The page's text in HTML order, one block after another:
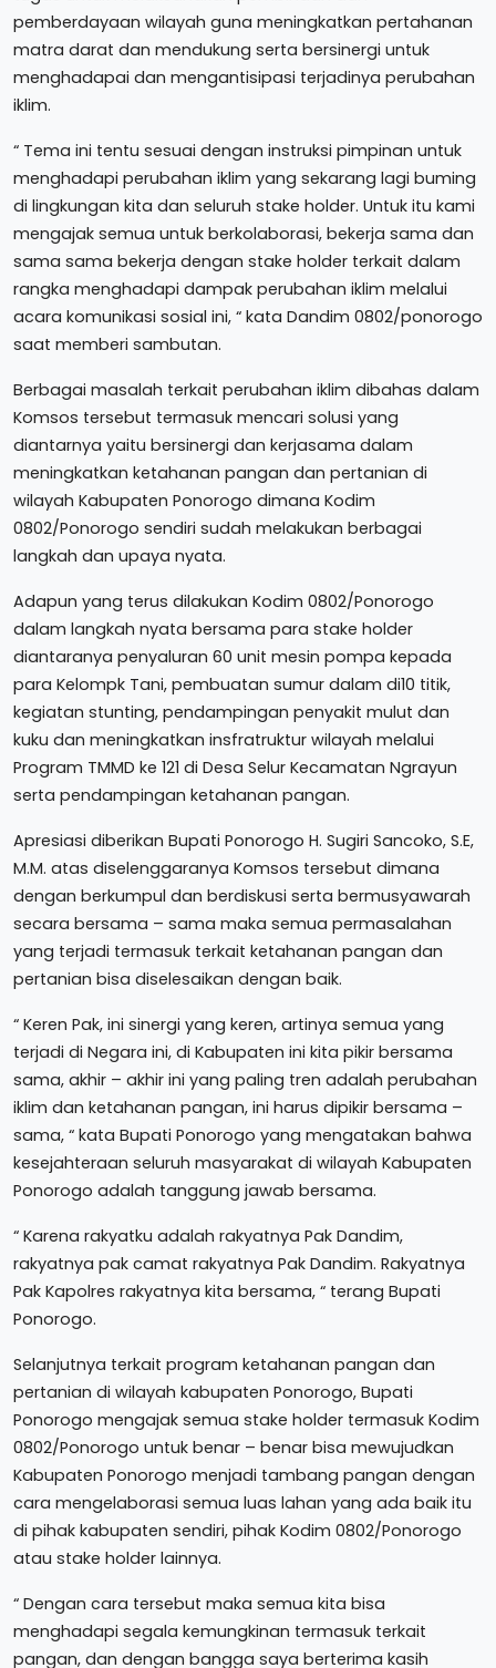
pemberdayaan wilayah guna meningkatkan pertahanan
matra darat dan mendukung serta bersinergi untuk
menghadapai dan mengantisipasi terjadinya perubahan
iklim.
“ Tema ini tentu sesuai dengan instruksi pimpinan untuk
menghadapi perubahan iklim yang sekarang lagi buming
di lingkungan kita dan seluruh stake holder. Untuk itu kami
mengajak semua untuk berkolaborasi, bekerja sama dan
sama sama bekerja dengan stake holder terkait dalam
rangka menghadapi dampak perubahan iklim melalui
acara komunikasi sosial ini, “ kata Dandim 0802/ponorogo
saat memberi sambutan.
Berbagai masalah terkait perubahan iklim dibahas dalam
Komsos tersebut termasuk mencari solusi yang
diantarnya yaitu bersinergi dan kerjasama dalam
meningkatkan ketahanan pangan dan pertanian di
wilayah Kabupaten Ponorogo dimana Kodim
0802/Ponorogo sendiri sudah melakukan berbagai
langkah dan upaya nyata.
Adapun yang terus dilakukan Kodim 0802/Ponorogo
dalam langkah nyata bersama para stake holder
diantaranya penyaluran 60 unit mesin pompa kepada
para Kelompk Tani, pembuatan sumur dalam di10 titik,
kegiatan stunting, pendampingan penyakit mulut dan
kuku dan meningkatkan insfratruktur wilayah melalui
Program TMMD ke 121 di Desa Selur Kecamatan Ngrayun
serta pendampingan ketahanan pangan.
Apresiasi diberikan Bupati Ponorogo H. Sugiri Sancoko, S.E,
M.M. atas diselenggaranya Komsos tersebut dimana
dengan berkumpul dan berdiskusi serta bermusyawarah
secara bersama – sama maka semua permasalahan
yang terjadi termasuk terkait ketahanan pangan dan
pertanian bisa diselesaikan dengan baik.
“ Keren Pak, ini sinergi yang keren, artinya semua yang
terjadi di Negara ini, di Kabupaten ini kita pikir bersama
sama, akhir – akhir ini yang paling tren adalah perubahan
iklim dan ketahanan pangan, ini harus dipikir bersama –
sama, “ kata Bupati Ponorogo yang mengatakan bahwa
kesejahteraan seluruh masyarakat di wilayah Kabupaten
Ponorogo adalah tanggung jawab bersama.
“ Karena rakyatku adalah rakyatnya Pak Dandim,
rakyatnya pak camat rakyatnya Pak Dandim. Rakyatnya
Pak Kapolres rakyatnya kita bersama, “ terang Bupati
Ponorogo.
Selanjutnya terkait program ketahanan pangan dan
pertanian di wilayah kabupaten Ponorogo, Bupati
Ponorogo mengajak semua stake holder termasuk Kodim
0802/Ponorogo untuk benar – benar bisa mewujudkan
Kabupaten Ponorogo menjadi tambang pangan dengan
cara mengelaborasi semua luas lahan yang ada baik itu
di pihak kabupaten sendiri, pihak Kodim 0802/Ponorogo
atau stake holder lainnya.
“ Dengan cara tersebut maka semua kita bisa
menghadapi segala kemungkinan termasuk terkait
pangan, dan dengan bangga saya berterima kasih